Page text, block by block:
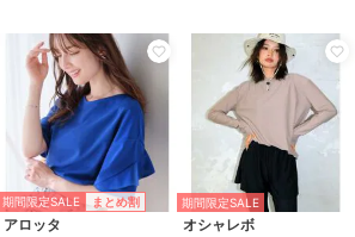
期間限定SALE まとめ割
アロッタ
期間限定SALE
オシャレボ